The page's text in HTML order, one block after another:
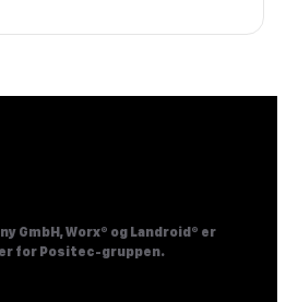
GmbH, Worx® og Landroid® er
for Positec-gruppen.